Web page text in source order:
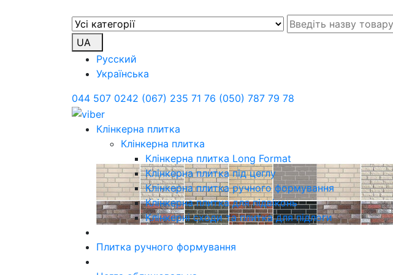
UA
Русский
Українська
044 507 0242 (067) 235 71 76 (050) 787 79 78
Клінкерна плитка
Клінкерна плитка
Клінкерна плитка Long Format
Клінкерна плитка під цеглу
Клінкерна плитка ручного формування
Клінкерна плитка для підвіконь
Клінкерні сходи та плитка для підлоги
Плитка ручного формування